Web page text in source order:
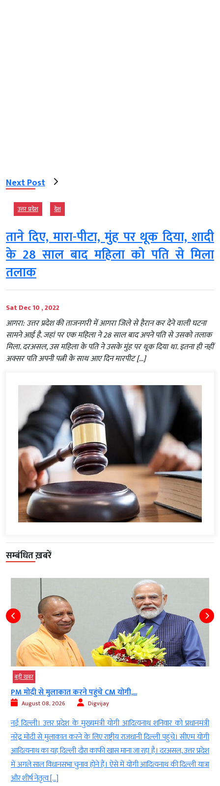
Next Post
उत्तर प्रदेश देश
ताने दिए, मारा-पीटा, मुंह पर थूक दिया, शादी
के 28 साल बाद महिला को पति से मिला
तलाक
Sat Dec 10 , 2022
आगरा: उत्तर प्रदेश की ताजनगरी में आगरा जिले से हैरान कर देने वाली घटना
सामने आई है. जहां पर एक महिला ने 28 साल बाद अपने पति से उसको तलाक
मिला. दरअसल, उस महिला के पति ने उसके मुंह पर थूक दिया था. इतना ही नहीं
अक्सर पति अपनी पत्नी के साथ आए दिन मारपीट […]
सम्बंधित ख़बरें
बड़ी खबर
PM मोदी से मुलाकात करने पहुंचे CM योगी,...
August 08, 2026 Digvijay
नई दिल्ली। उत्तर प्रदेश के मुख्यमंत्री योगी आदित्यनाथ शनिवार को प्रधानमंत्री
नरेंद्र मोदी से मुलाकात करने के लिए राष्ट्रीय राजधानी दिल्ली पहुंचे। सीएम योगी
आदित्यनाथ का यह दिल्ली दौरा काफी खास माना जा रहा है। दरअसल, उत्तर प्रदेश
में अगले साल विधानसभा चुनाव होने हैं। ऐसे में योगी आदित्यनाथ की दिल्ली यात्रा
और शीर्ष नेतृत्व […]